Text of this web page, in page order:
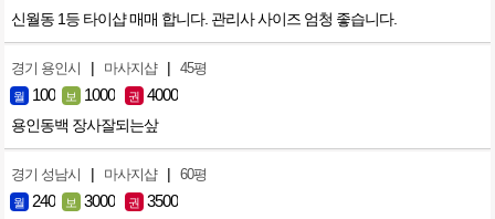
신월동 1등 타이샵 매매 합니다. 관리사 사이즈 엄청 좋습니다.
경기 용인시 | 마사지샵 | 45평
월 100 보 1000 권 4000
용인동백 장사잘되는샆
경기 성남시 | 마사지샵 | 60평
월 240 보 3000 권 3500